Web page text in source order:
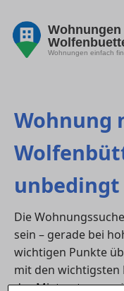
Wohnungen
Wohnungen einfach
Wohnung
Die
sein – gerade bei
wichtigen Punkte
mit den wichtigsten
des Mietvertrags